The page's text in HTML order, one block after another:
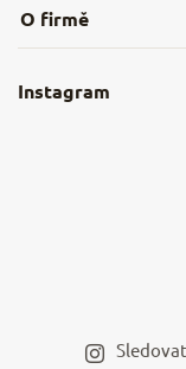
Obchodní podmínky
Nejčastější dotazy
Instagram
O firmě
Hodnocení obchodu